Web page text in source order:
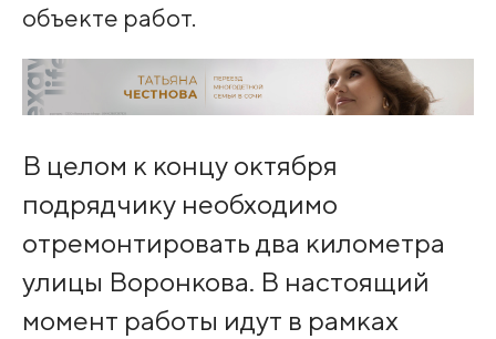
объекте работ.
В целом к концу октября
подрядчику необходимо
отремонтировать два километра
улицы Воронкова. В настоящий
момент работы идут в рамках